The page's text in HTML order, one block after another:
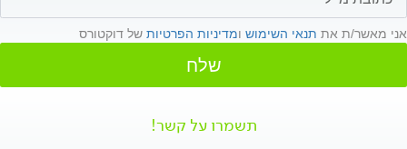
אני מאשר/ת את תנאי השימוש ומדיניות הפרטיות של דוקטורס
שלח
תשמרו על קשר!